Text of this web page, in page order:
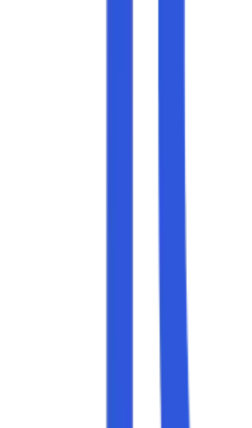
Baik saat Anda sedang bekerja,
pada penyedia layanan
Anda maupun penyedia layanan.